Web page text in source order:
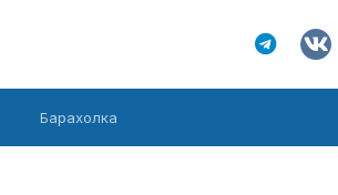
Барахолка